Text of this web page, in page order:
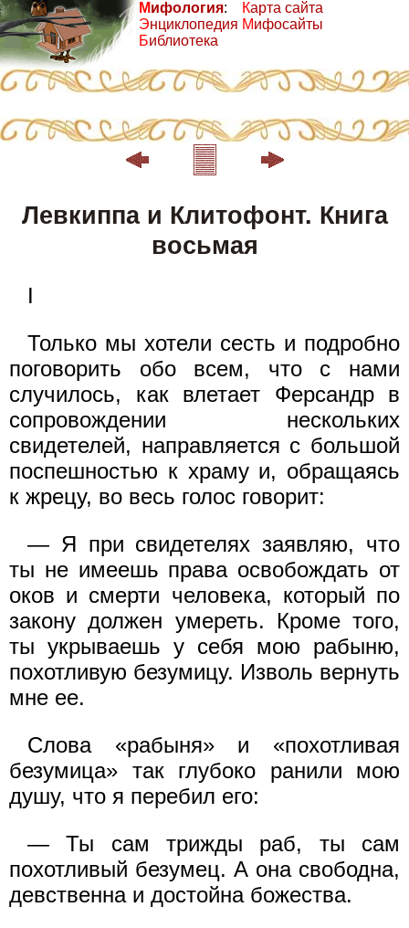
Мифология:
Энциклопедия
Библиотека
Карта сайта
Мифосайты
Левкиппа и Клитофонт. Книга
восьмая
I
Только мы хотели сесть и подробно
поговорить обо всем, что с нами
случилось, как влетает Ферсандр в
сопровождении нескольких
свидетелей, направляется с большой
поспешностью к храму и, обращаясь
к жрецу, во весь голос говорит:
— Я при свидетелях заявляю, что
ты не имеешь права освобождать от
оков и смерти человека, который по
закону должен умереть. Кроме того,
ты укрываешь у себя мою рабыню,
похотливую безумицу. Изволь вернуть
мне ее.
Слова «рабыня» и «похотливая
безумица» так глубоко ранили мою
душу, что я перебил его:
— Ты сам трижды раб, ты сам
похотливый безумец. А она свободна,
девственна и достойна божества.